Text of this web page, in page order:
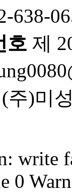
638-
호 제
)미
write
0